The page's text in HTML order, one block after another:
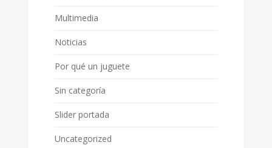
Multimedia
Noticias
Por qué un juguete
Sin categoría
Slider portada
Uncategorized